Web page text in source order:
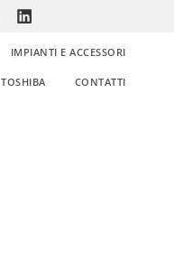
IMPIANTI E ACCESSORI
TOSHIBA CONTATTI